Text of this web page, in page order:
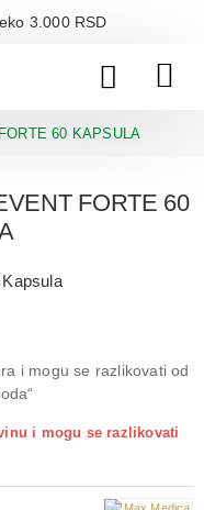
3.000 RSD
60 KAPSULA
FORTE 60
i mogu se razlikovati od
i mogu se razlikovati